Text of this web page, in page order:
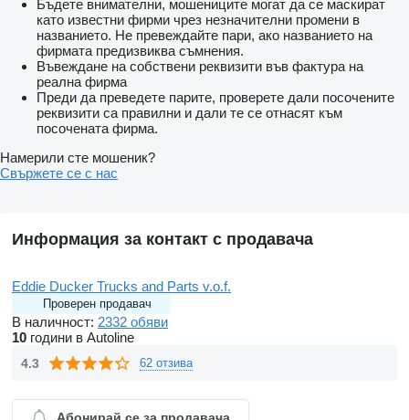
Бъдете внимателни, мошениците могат да се маскират
като известни фирми чрез незначителни промени в
названието. Не превеждайте пари, ако названието на
фирмата предизвиква съмнения.
Въвеждане на собствени реквизити във фактура на
реална фирма
Преди да преведете парите, проверете дали посочените
реквизити са правилни и дали те се отнасят към
посочената фирма.
Намерили сте мошеник?
Свържете се с нас
Информация за контакт с продавача
Eddie Ducker Trucks and Parts v.o.f.
Проверен продавач
В наличност: 2332 обяви
10 години в Autoline
4.3 62 отзива